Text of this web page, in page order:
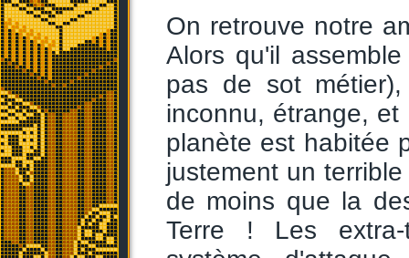
On retrouve notre
Alors qu'il
pas de sot
inconnu, étrange,
planète est habitée
justement un
de moins que la
Terre ! Les extra-